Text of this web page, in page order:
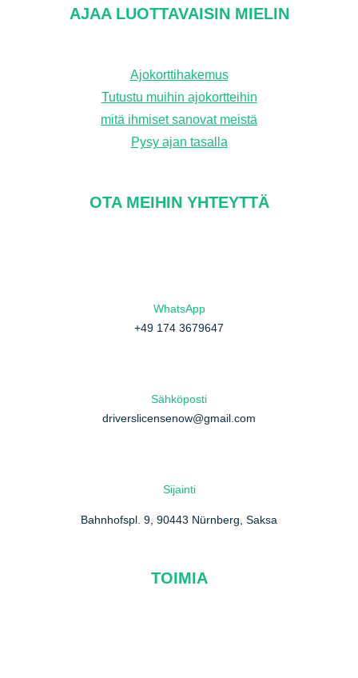
AJAA LUOTTAVAISIN MIELIN
Ajokorttihakemus
Tutustu muihin ajokortteihin
mitä ihmiset sanovat meistä
Pysy ajan tasalla
TOIMIA
OTA MEIHIN YHTEYTTÄ
WhatsApp
+49 174 3679647
Sähköposti
driverslicensenow@gmail.com
Sijainti
Bahnhofspl. 9, 90443 Nürnberg, Saksa